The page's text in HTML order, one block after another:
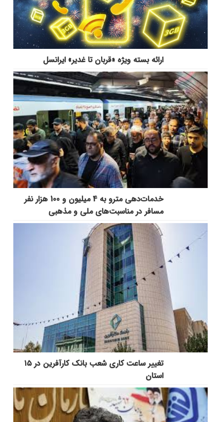
ارائه بسته ویژه «قربان تا غدیر» ایرانسل
خدمات‌دهي مترو به 4 ميليون و 100 هزار نفر
مسافر در مناسبت‌هاي ملي و مذهبي
تغییر ساعت کاری شعب بانک کارآفرین در ۱۵
استان